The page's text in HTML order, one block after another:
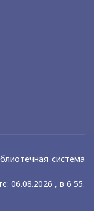
система
06.08.2026 , в 6 55.